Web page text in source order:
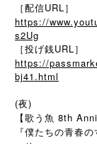
［配信URL］
https://
s2Ug
［投げ銭URL］
https://
bj41.html
(夜)
【歌う魚 8th
『僕たちの青春の